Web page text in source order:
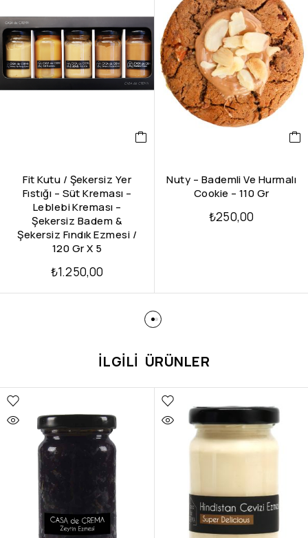
Fit Kutu / Şekersiz Yer
Fıstığı – Süt Kreması –
Leblebi Kreması –
Şekersiz Badem &
Şekersiz Fındık Ezmesi /
120 Gr X 5
₺1.250,00
Nuty – Bademli Ve Hurmalı
Cookie – 110 Gr
₺250,00
İLGILI ÜRÜNLER